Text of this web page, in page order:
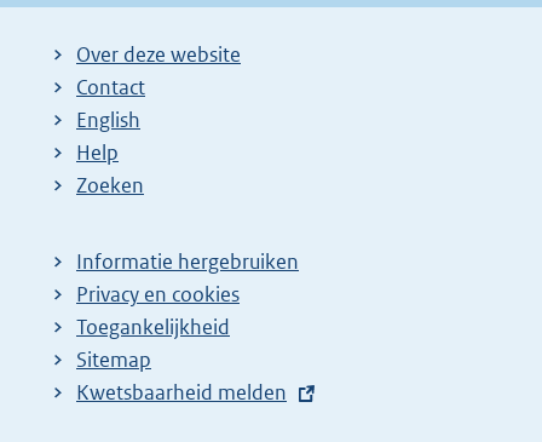
Over deze website
Contact
English
Help
Zoeken
Informatie hergebruiken
Privacy en cookies
Toegankelijkheid
Sitemap
E
Kwetsbaarheid melden